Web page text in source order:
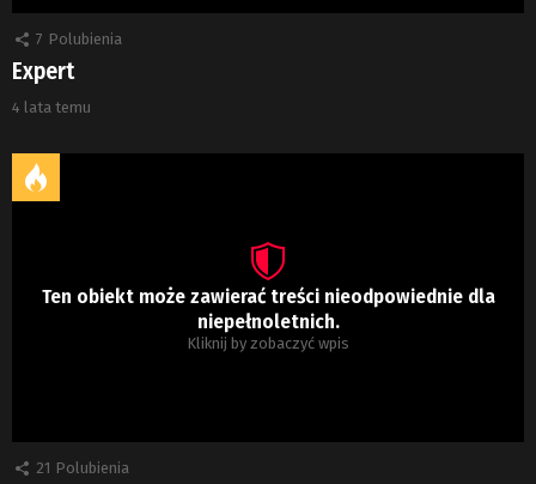
7 Polubienia
Expert
4 lata temu
Ten obiekt może zawierać treści nieodpowiednie dla
niepełnoletnich.
Kliknij by zobaczyć wpis
21 Polubienia